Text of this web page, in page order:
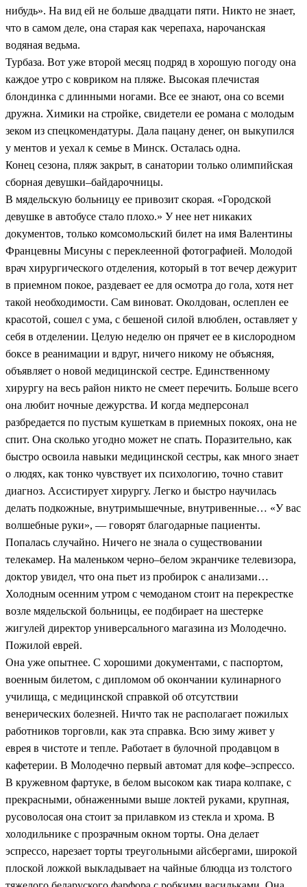
нибудь». На вид ей не больше двадцати пяти. Никто не знает,
что в самом деле, она старая как черепаха, нарочанская
водяная ведьма.
Турбаза. Вот уже второй месяц подряд в хорошую погоду она
каждое утро с ковриком на пляже. Высокая плечистая
блондинка с длинными ногами. Все ее знают, она со всеми
дружна. Химики на стройке, свидетели ее романа с молодым
зеком из спецкомендатуры. Дала пацану денег, он выкупился
у ментов и уехал к семье в Минск. Осталась одна.
Конец сезона, пляж закрыт, в санатории только олимпийская
сборная девушки–байдарочницы.
В мядельскую больницу ее привозит скорая. «Городской
девушке в автобусе стало плохо.» У нее нет никаких
документов, только комсомольский билет на имя Валентины
Францевны Мисуны с переклеенной фотографией. Молодой
врач хирургического отделения, который в тот вечер дежурит
в приемном покое, раздевает ее для осмотра до гола, хотя нет
такой необходимости. Сам виноват. Околдован, ослеплен ее
красотой, сошел с ума, с бешеной силой влюблен, оставляет у
себя в отделении. Целую неделю он прячет ее в кислородном
боксе в реанимации и вдруг, ничего никому не объясняя,
объявляет о новой медицинской сестре. Единственному
хирургу на весь район никто не смеет перечить. Больше всего
она любит ночные дежурства. И когда медперсонал
разбредается по пустым кушеткам в приемных покоях, она не
спит. Она сколько угодно может не спать. Поразительно, как
быстро освоила навыки медицинской сестры, как много знает
о людях, как тонко чувствует их психологию, точно ставит
диагноз. Ассистирует хирургу. Легко и быстро научилась
делать подкожные, внутримышечные, внутривенные… «У вас
волшебные руки», — говорят благодарные пациенты.
Попалась случайно. Ничего не знала о существовании
телекамер. На маленьком черно–белом экранчике телевизора,
доктор увидел, что она пьет из пробирок с анализами…
Холодным осенним утром с чемоданом стоит на перекрестке
возле мядельской больницы, ее подбирает на шестерке
жигулей директор универсального магазина из Молодечно.
Пожилой еврей.
Она уже опытнее. С хорошими документами, с паспортом,
военным билетом, с дипломом об окончании кулинарного
училища, с медицинской справкой об отсутствии
венерических болезней. Ничто так не располагает пожилых
работников торговли, как эта справка. Всю зиму живет у
еврея в чистоте и тепле. Работает в булочной продавцом в
кафетерии. В Молодечно первый автомат для кофе–эспрессо.
В кружевном фартуке, в белом высоком как тиара колпаке, с
прекрасными, обнаженными выше локтей руками, крупная,
русоволосая она стоит за прилавком из стекла и хрома. В
холодильнике с прозрачным окном торты. Она делает
эспрессо, нарезает торты треугольными айсбергами, широкой
плоской ложкой выкладывает на чайные блюдца из толстого